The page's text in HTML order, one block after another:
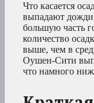
Что касается
выпадают дожди
большую часть
количество
выше, чем в
Оушен-Сити
что намного